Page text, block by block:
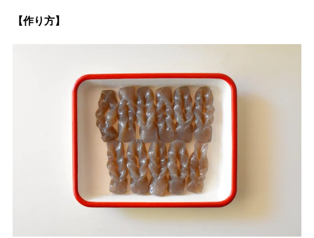
【作り方】